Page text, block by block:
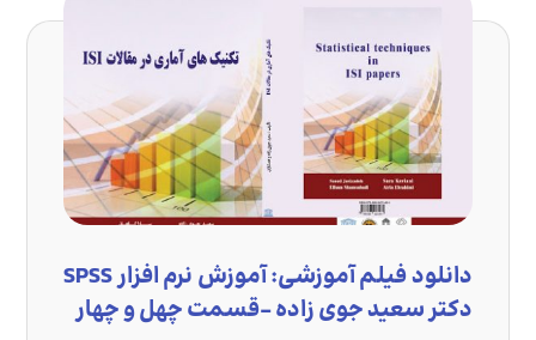
دانلود فیلم آموزشی: آموزش نرم افزار SPSS
دکتر سعید جوی زاده –قسمت چهل و چهار